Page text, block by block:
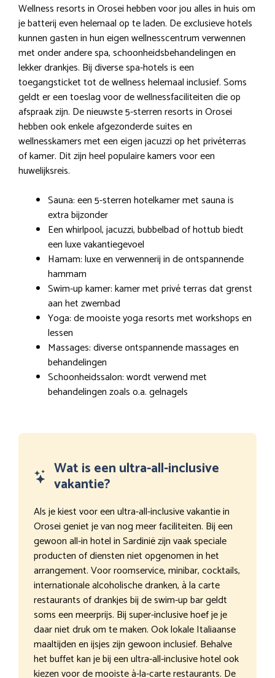
Wellness resorts in Orosei hebben voor jou alles in huis om
je batterij even helemaal op te laden. De exclusieve hotels
kunnen gasten in hun eigen wellnesscentrum verwennen
met onder andere spa, schoonheidsbehandelingen en
lekker drankjes. Bij diverse spa-hotels is een
toegangsticket tot de wellness helemaal inclusief. Soms
geldt er een toeslag voor de wellnessfaciliteiten die op
afspraak zijn. De nieuwste 5-sterren resorts in Orosei
hebben ook enkele afgezonderde suites en
wellnesskamers met een eigen jacuzzi op het privéterras
of kamer. Dit zijn heel populaire kamers voor een
huwelijksreis.
Sauna: een 5-sterren hotelkamer met sauna is
extra bijzonder
Een whirlpool, jacuzzi, bubbelbad of hottub biedt
een luxe vakantiegevoel
Hamam: luxe en verwennerij in de ontspannende
hammam
Swim-up kamer: kamer met privé terras dat grenst
aan het zwembad
Yoga: de mooiste yoga resorts met workshops en
lessen
Massages: diverse ontspannende massages en
behandelingen
Schoonheidssalon: wordt verwend met
behandelingen zoals o.a. gelnagels
Wat is een ultra-all-inclusive
vakantie?
Als je kiest voor een ultra-all-inclusive vakantie in
Orosei geniet je van nog meer faciliteiten. Bij een
gewoon all-in hotel in Sardinië zijn vaak speciale
producten of diensten niet opgenomen in het
arrangement. Voor roomservice, minibar, cocktails,
internationale alcoholische dranken, à la carte
restaurants of drankjes bij de swim-up bar geldt
soms een meerprijs. Bij super-inclusive hoef je je
daar niet druk om te maken. Ook lokale Italiaanse
maaltijden en ijsjes zijn gewoon inclusief. Behalve
het buffet kan je bij een ultra-all-inclusive hotel ook
kiezen voor de mooiste à-la-carte restaurants. De